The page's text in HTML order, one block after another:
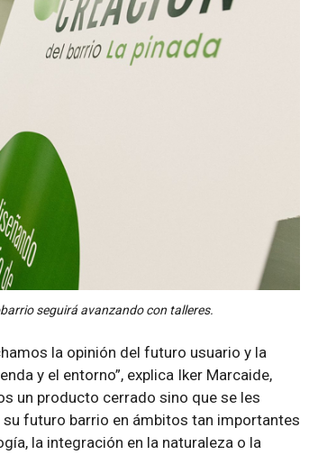
seguirá avanzando con talleres.
la opinión del futuro usuario y la
y el entorno”, explica Iker Marcaide,
un producto cerrado sino que se les
futuro barrio en ámbitos tan importantes
la integración en la naturaleza o la